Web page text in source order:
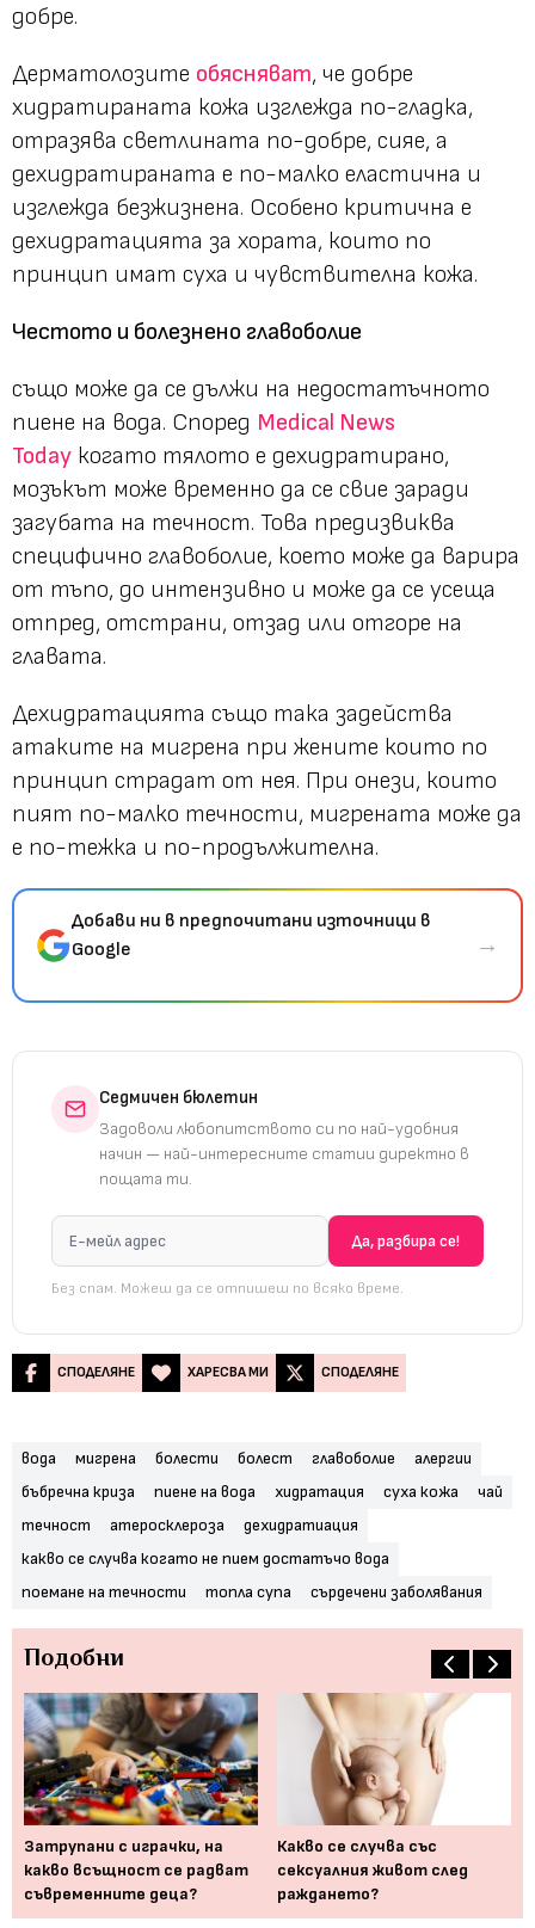
добре.
Дерматолозите обясняват, че добре
хидратираната кожа изглежда по-гладка,
отразява светлината по-добре, сияе, а
дехидратираната е по-малко еластична и
изглежда безжизнена. Особено критична е
дехидратацията за хората, които по
принцип имат суха и чувствителна кожа.
Честото и болезнено главоболие
също може да се дължи на недостатъчното
пиене на вода. Според Medical News
Today когато тялото е дехидратирано,
мозъкът може временно да се свие заради
загубата на течност. Това предизвиква
специфично главоболие, което може да варира
от тъпо, до интензивно и може да се усеща
отпред, отстрани, отзад или отгоре на
главата.
Дехидратацията също така задейства
атаките на мигрена при жените които по
принцип страдат от нея. При онези, които
пият по-малко течности, мигрената може да
е по-тежка и по-продължителна.
Добави ни в предпочитани източници в
Google
→
Седмичен бюлетин
Задоволи любопитството си по най-удобния
начин — най-интересните статии директно в
пощата ти.
Без спам. Можеш да се отпишеш по всяко време.
СПОДЕЛЯНЕ ХАРЕСВА МИ СПОДЕЛЯНЕ
вода мигрена болести болест главоболие
алергии
бъбречна криза
пиене на вода хидратация суха кожа
чай
течност
атеросклероза
дехидратиация
какво се случва когато не пием достатъчо вода
поемане на течности
топла супа сърдечени заболявания
Подобни
Затрупани с играчки, на
какво всъщност се радват
съвременните деца?
Какво се случва със
сексуалния живот след
раждането?